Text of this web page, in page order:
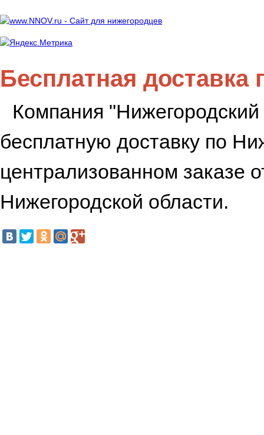
Бесплатная доставка
Компания "Нижегородский
бесплатную доставку по
централизованном заказе
Нижегородской области.